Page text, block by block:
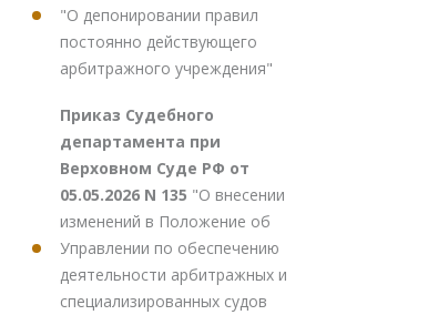
"О депонировании правил
постоянно действующего
арбитражного учреждения"
Приказ Судебного
департамента при
Верховном Суде РФ от
05.05.2026 N 135 "О внесении
изменений в Положение об
Управлении по обеспечению
деятельности арбитражных и
специализированных судов